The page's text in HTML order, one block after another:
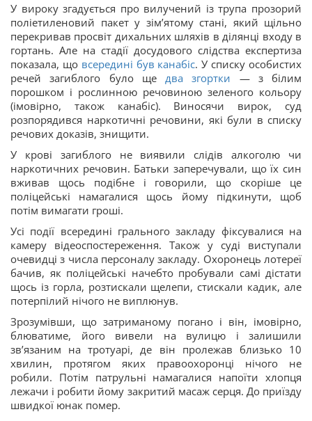
У вироку згадується про вилучений із трупа прозорий
поліетиленовий пакет у зім’ятому стані, який щільно
перекривав просвіт дихальних шляхів в ділянці входу в
гортань. Але на стадії досудового слідства експертиза
показала, що всередині був канабіс. У списку особистих
речей загиблого було ще два згортки — з білим
порошком і рослинною речовиною зеленого кольору
(імовірно, також канабіс). Виносячи вирок, суд
розпорядився наркотичні речовини, які були в списку
речових доказів, знищити.
У крові загиблого не виявили слідів алкоголю чи
наркотичних речовин. Батьки заперечували, що їх син
вживав щось подібне і говорили, що скоріше це
поліцейські намагалися щось йому підкинути, щоб
потім вимагати гроші.
Усі події всередині грального закладу фіксувалися на
камеру відеоспостереження. Також у суді виступали
очевидці з числа персоналу закладу. Охоронець лотереї
бачив, як поліцейські начебто пробували самі дістати
щось із горла, розтискали щелепи, стискали кадик, але
потерпілий нічого не виплюнув.
Зрозумівши, що затриманому погано і він, імовірно,
блюватиме, його вивели на вулицю і залишили
зв’язаним на тротуарі, де він пролежав близько 10
хвилин, протягом яких правоохоронці нічого не
робили. Потім патрульні намагалися напоїти хлопця
лежачи і робити йому закритий масаж серця. До приїзду
швидкої юнак помер.